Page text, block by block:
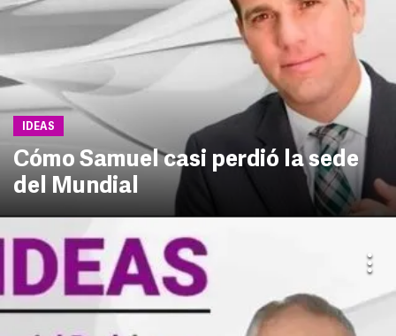
IDEAS
Cómo Samuel casi perdió la sede
del Mundial